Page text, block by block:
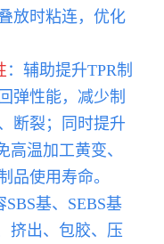
放时粘连，优化
：辅助提升TPR制
弹性能，减少制
断裂；同时提升
高温加工黄变、
品使用寿命。
SBS基、SEBS基
挤出、包胶、压